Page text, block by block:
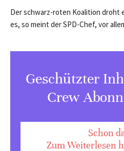
Der schwarz-roten Koalition droht
es, so meint der SPD-Chef, vor
Geschützter
Crew
Schon
Zum Weiterlesen